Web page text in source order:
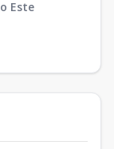
Este